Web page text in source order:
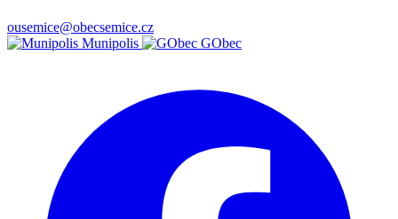
ousemice@obecsemice.cz
Munipolis
GObec